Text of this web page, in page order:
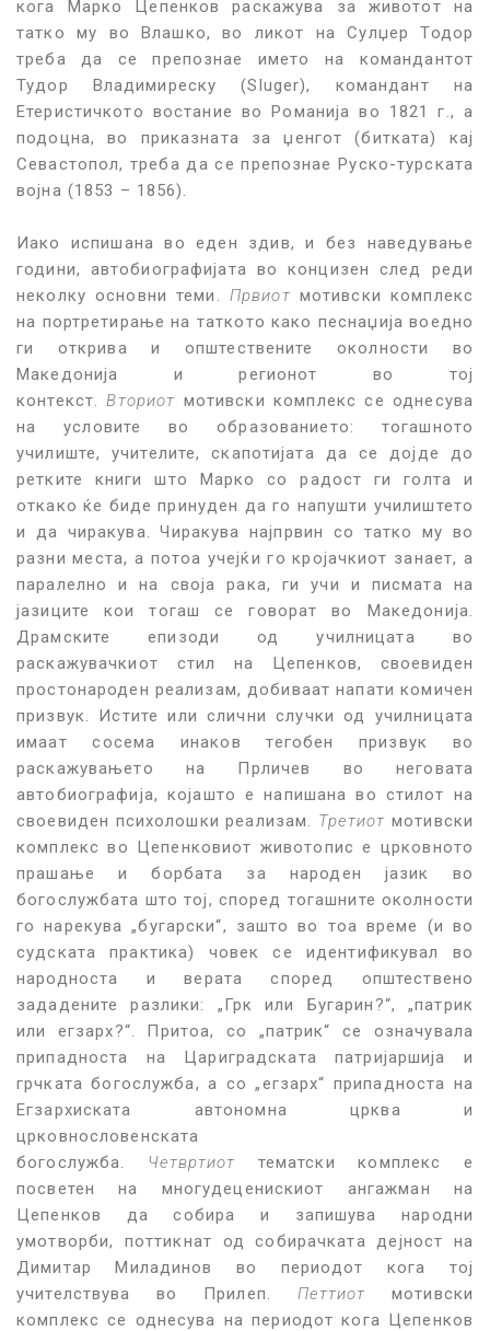
кога Марко Цепенков раскажува за животот на
татко му во Влашко, во ликот на Сулџер Тодор
треба да се препознае името на командантот
Тудор Владимиреску (Sluger), командант на
Етеристичкото востание во Романија во 1821 г., а
подоцна, во приказната за џенгот (битката) кај
Севастопол, треба да се препознае Руско-турската
војна (1853 – 1856).
Иако испишана во еден здив, и без наведување
години, автобиографијата во концизен след реди
неколку основни теми. Првиот мотивски комплекс
на портретирање на таткото како песнаџија воедно
ги открива и општествените околности во
Македонија и регионот во тој
контекст.Вториот мотивски комплекс се однесува
на условите во образованието: тогашното
училиште, учителите, скапотијата да се дојде до
ретките книги што Марко со радост ги голта и
откако ќе биде принуден да го напушти училиштето
и да чиракува. Чиракува најпрвин со татко му во
разни места, а потоа учејќи го кројачкиот занает, а
паралелно и на своја рака, ги учи и писмата на
јазиците кои тогаш се говорат во Македонија.
Драмските епизоди од училницата во
раскажувачкиот стил на Цепенков, своевиден
простонароден реализам, добиваат напати комичен
призвук. Истите или слични случки од училницата
имаат сосема инаков тегобен призвук во
раскажувањето на Прличев во неговата
автобиографија, којашто е напишана во стилот на
своевиден психолошки реализам. Третиот мотивски
комплекс во Цепенковиот животопис е црковното
прашање и борбата за народен јазик во
богослужбата што тој, според тогашните околности
го нарекува „бугарски“, зашто во тоа време (и во
судската практика) човек се идентификувал во
народноста и верата според општествено
зададените разлики: „Грк или Бугарин?“, „патрик
или егзарх?“. Притоа, со „патрик“ се означувала
припадноста на Цариградската патријаршија и
грчката богослужба, а со „егзарх“ припадноста на
Егзархиската автономна црква и
црковнословенската
богослужба. Четвртиот тематски комплекс е
посветен на многудеценискиот ангажман на
Цепенков да собира и запишува народни
умотворби, поттикнат од собирачката дејност на
Димитар Миладинов во периодот кога тој
учителствува во Прилеп. Петтиот мотивски
комплекс се однесува на периодот кога Цепенков